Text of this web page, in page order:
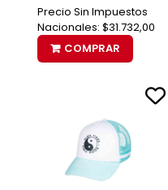
Precio Sin Impuestos
Nacionales: $31.732,00
COMPRAR